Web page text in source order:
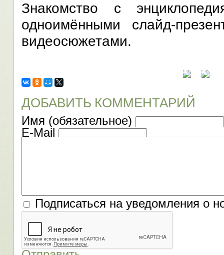
Знакомство с
одноимёнными слайд-
видеосюжетами.
ДОБАВИТЬ КОММЕНТАРИЙ
Имя (обязательное)
E-Mail
Подписаться на уведомления о